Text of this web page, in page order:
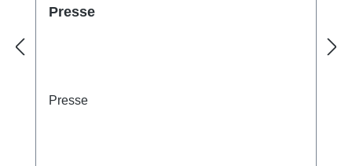
Presse
Presse